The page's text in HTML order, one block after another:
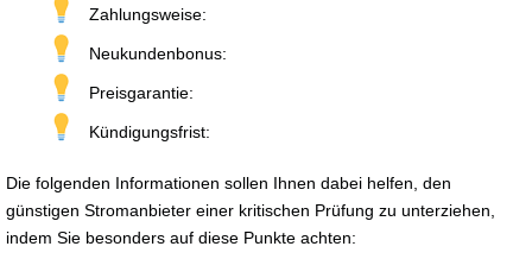
Zahlungsweise:
Neukundenbonus:
Preisgarantie:
Kündigungsfrist:
Die folgenden Informationen sollen Ihnen dabei helfen, den
günstigen Stromanbieter einer kritischen Prüfung zu unterziehen,
indem Sie besonders auf diese Punkte achten: